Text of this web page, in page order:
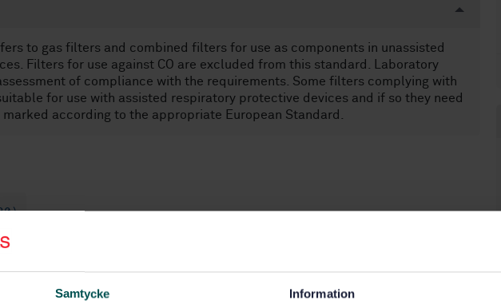
Samtycke Information
to gas filters and combined filters for use as components in unassisted
Filters for use against CO are excluded from this standard. Laboratory
of compliance with the requirements. Some filters complying with
for use with assisted respiratory protective devices and if so they need
according to the appropriate European Standard.